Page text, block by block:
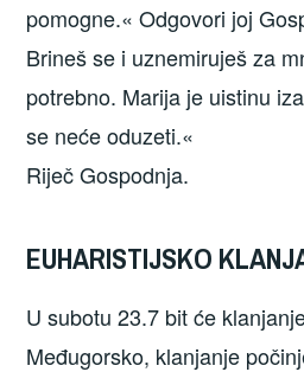
pomogne.« Odgovori joj
Brineš se i uznemiruješ za
potrebno. Marija je uistinu
se neće oduzeti.«
Riječ Gospodnja.
EUHARISTIJSKO
U subotu 23.7 bit će
Međugorsko, klanjanje